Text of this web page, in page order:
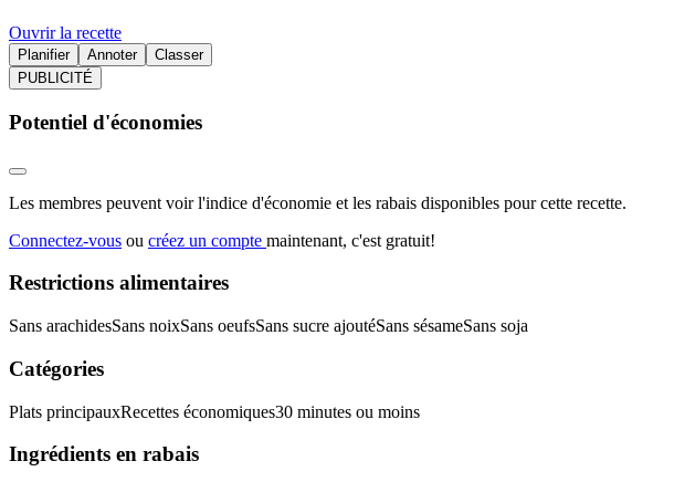
Ouvrir la recette
Planifier Annoter
Classer
PUBLICITÉ
Potentiel d'économies
Les membres peuvent voir l'indice d'économie et les rabais disponibles pour cette recette.
Connectez-vous ou créez un compte maintenant, c'est gratuit!
Restrictions alimentaires
Sans arachidesSans noixSans oeufsSans sucre ajoutéSans sésameSans soja
Catégories
Plats principauxRecettes économiques30 minutes ou moins
Ingrédients en rabais